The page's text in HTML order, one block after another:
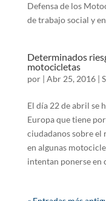
Defensa de los
de trabajo social y
Determinados
motocicletas
por | Abr 25, 2016|
El día 22 de abril se
Europa que tiene
ciudadanos sobre el
en algunas
intentan ponerse en